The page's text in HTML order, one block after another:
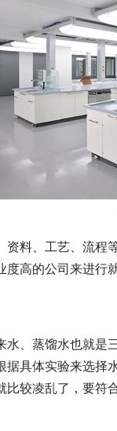
资料、工艺、流
高的公司来进行就
水、蒸馏水也就
据具体实验来选
比较凌乱了，要符